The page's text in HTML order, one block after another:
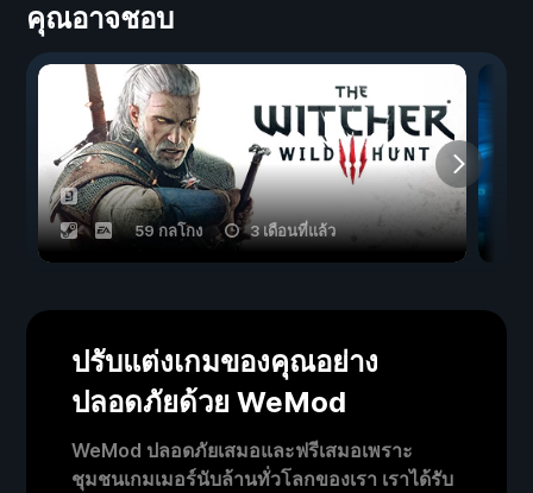
คุณอาจชอบ
59 กลโกง 3 เดือนที่แล้ว
ปรับแต่งเกมของคุณอย่าง
ปลอดภัยด้วย WeMod
WeMod ปลอดภัยเสมอและฟรีเสมอเพราะ
ชุมชนเกมเมอร์นับล้านทั่วโลกของเรา เราได้รับ